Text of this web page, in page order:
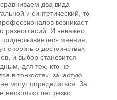
два вида
и синтетический, то
возникает
разногласий. И неважно,
придерживаетесь мнения,
спорить о достоинствах
и выбор становится
для тех, кто не
в тонкостях, зачастую
могут определиться. За
несколько лет резко